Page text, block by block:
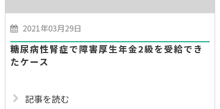
2021年03月29日
糖尿病性腎症で障害厚生年金2級を受給でき
たケース
記事を読む